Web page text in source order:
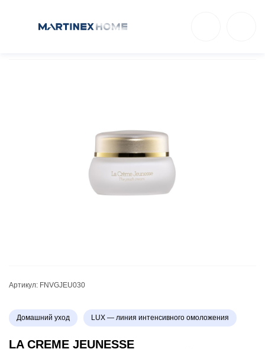
Артикул: FNVGJEU030
Домашний уход LUX — линия интенсивного омоложения
LA CREME JEUNESSE